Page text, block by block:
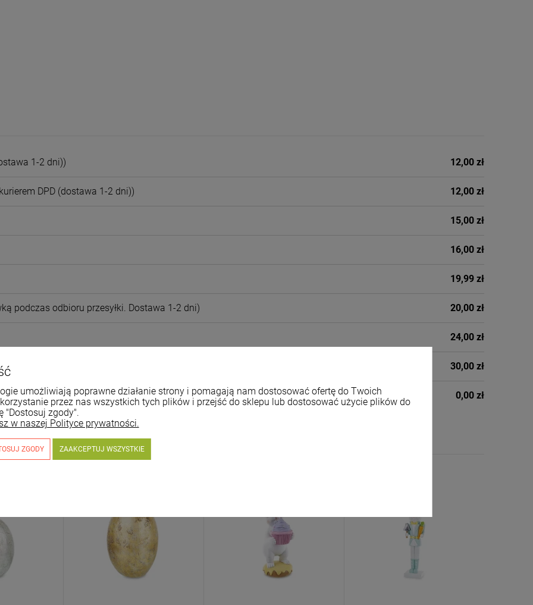
1-2 dni)) 12,00 zł
DPD (dostawa 1-2 dni)) 12,00 zł
15,00 zł
16,00 zł
19,99 zł
podczas odbioru przesyłki. Dostawa 1-2 dni) 20,00 zł
24,00 zł
kartą podczas odbioru przesyłki) 30,00 zł
0,00 zł
umożliwiają poprawne działanie strony i pomagają nam dostosować ofertę do Twoich
przez nas wszystkich tych plików i przejść do sklepu lub dostosować użycie plików do
"Dostosuj zgody".
w naszej Polityce prywatności.
ZGODY ZAAKCEPTUJ WSZYSTKIE